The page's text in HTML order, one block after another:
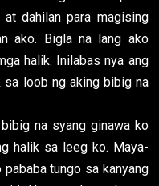
dahilan para magising
ako. Bigla na lang ako
halik. Inilabas nya ang
sa loob ng aking bibig na
na syang ginawa ko
halik sa leeg ko. Maya-
pababa tungo sa kanyang